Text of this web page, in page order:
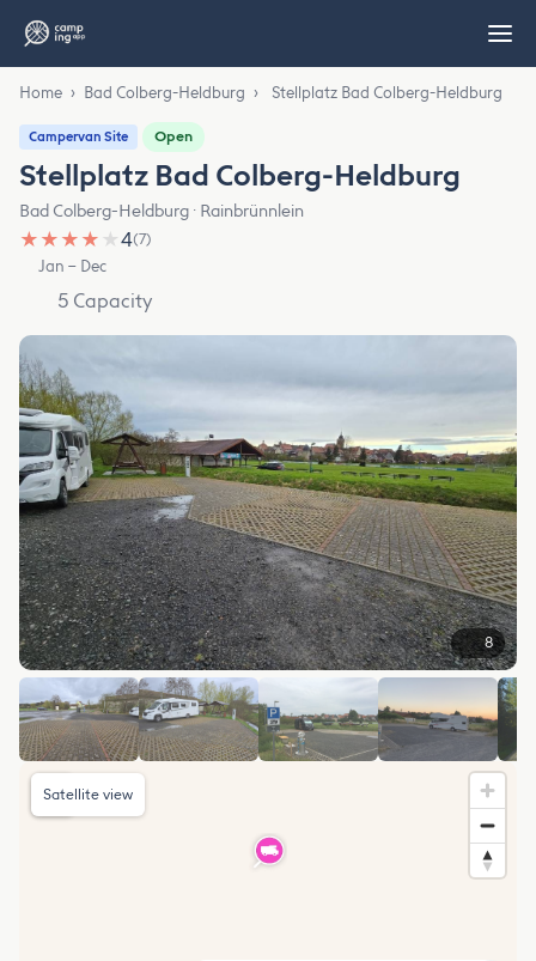
Home › Bad Colberg-Heldburg › Stellplatz Bad Colberg-Heldburg
Campervan Site Open
Stellplatz Bad Colberg-Heldburg
Bad Colberg-Heldburg · Rainbrünnlein
★ ★ ★ ★ ★4(7)
Jan – Dec
5 Capacity
8
Satellite view